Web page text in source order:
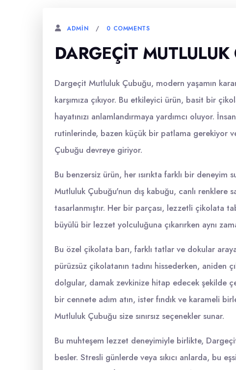
ADMIN 0 COMMENTS
DARGEÇIT MUTLULUK
Dargeçit Mutluluk Çubuğu, modern yaşamın
karşımıza çıkıyor. Bu etkileyici ürün, basit bir
hayatınızı anlamlandırmaya yardımcı oluyor.
rutinlerinde, bazen küçük bir patlama gerekiyor
Çubuğu devreye giriyor.
Bu benzersiz ürün, her ısırıkta farklı bir deneyim
Mutluluk Çubuğu'nun dış kabuğu, canlı renklere
tasarlanmıştır. Her bir parçası, lezzetli çikolata
büyülü bir lezzet yolculuğuna çıkarırken aynı
Bu özel çikolata barı, farklı tatlar ve dokular
pürüzsüz çikolatanın tadını hissederken, aniden
dolgular, damak zevkinize hitap edecek şekilde
bir cennete adım atın, ister fındık ve karameli
Mutluluk Çubuğu size sınırsız seçenekler sunar.
Bu muhteşem lezzet deneyimiyle birlikte,
besler. Stresli günlerde veya sıkıcı anlarda, bu